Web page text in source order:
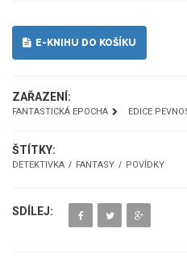
E-KNIHU DO KOŠÍKU
ZAŘAZENÍ:
FANTASTICKÁ EPOCHA EDICE
ŠTÍTKY:
DETEKTIVKA FANTASY POVÍDKY
SDÍLEJ: